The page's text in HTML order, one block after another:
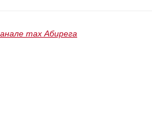
max Абирега